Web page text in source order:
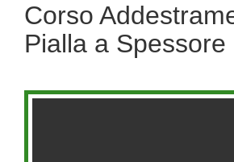
Corso
Pialla a Spessore